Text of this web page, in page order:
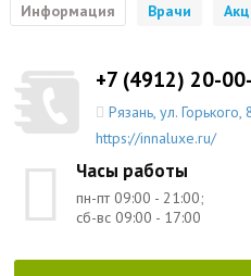
Информация Врачи
+7 (4912) 20-
Рязань,ул. Горького,
https://innaluxe.ru/
Часы работы
пн-пт 09:00 - 21:00;
сб-вс 09:00 - 17:00